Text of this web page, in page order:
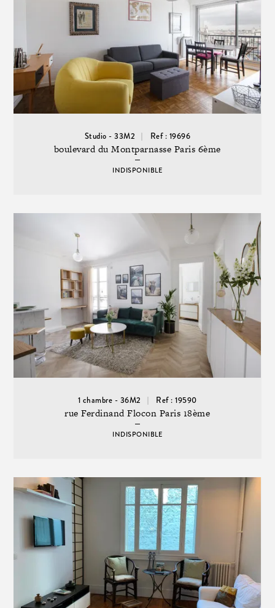
Studio - 33M2 Ref : 19696
boulevard du Montparnasse Paris 6ème
INDISPONIBLE
1 chambre - 36M2 Ref : 19590
rue Ferdinand Flocon Paris 18ème
INDISPONIBLE